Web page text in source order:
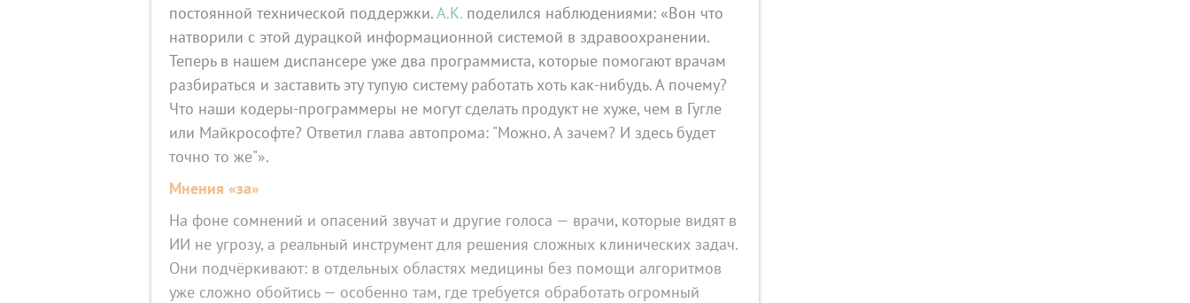
постоянной технической поддержки.А.К. поделился наблюдениями: «Вон что
натворили с этой дурацкой информационной системой в здравоохранении.
Теперь в нашем диспансере уже два программиста, которые помогают врачам
разбираться и заставить эту тупую систему работать хоть как‑нибудь. А почему?
Что наши кодеры‑программеры не могут сделать продукт не хуже, чем в Гугле
или Майкрософте? Ответил глава автопрома: "Можно. А зачем? И здесь будет
точно то же"».
Мнения «за»
На фоне сомнений и опасений звучат и другие голоса — врачи, которые видят в
ИИ не угрозу, а реальный инструмент для решения сложных клинических задач.
Они подчёркивают: в отдельных областях медицины без помощи алгоритмов
уже сложно обойтись — особенно там, где требуется обработать огромный